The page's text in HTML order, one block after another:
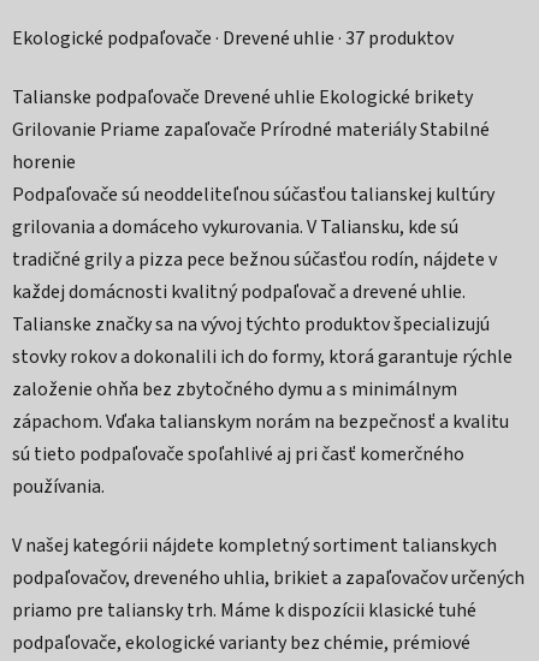
Ekologické podpaľovače · Drevené uhlie · 37 produktov
Talianske podpaľovače Drevené uhlie Ekologické brikety
Grilovanie Priame zapaľovače Prírodné materiályStabilné
horenie
Podpaľovače sú neoddeliteľnou súčasťou talianskej kultúry
grilovania a domáceho vykurovania. V Taliansku, kde sú
tradičné grily a pizza pece bežnou súčasťou rodín, nájdete v
každej domácnosti kvalitný podpaľovač a drevené uhlie.
Talianske značky sa na vývoj týchto produktov špecializujú
stovky rokov a dokonalili ich do formy, ktorá garantuje rýchle
založenie ohňa bez zbytočného dymu a s minimálnym
zápachom. Vďaka talianskym norám na bezpečnosť a kvalitu
sú tieto podpaľovače spoľahlivé aj pri časť komerčného
používania.
V našej kategórii nájdete kompletný sortiment talianskych
podpaľovačov, dreveného uhlia, brikiet a zapaľovačov určených
priamo pre taliansky trh. Máme k dispozícii klasické tuhé
podpaľovače, ekologické varianty bez chémie, prémiové